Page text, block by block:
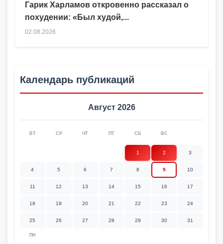
Гарик Харламов откровенно рассказал о
похудении: «Был худой,...
02.08.2026
Календарь публикаций
Август 2026
ПН
ВТ СР ЧТ ПТ СБ ВС
1 2 3
4 5 6 7 8 9 10
11 12 13 14 15 16 17
18 19 20 21 22 23 24
25 26 27 28 29 30 31